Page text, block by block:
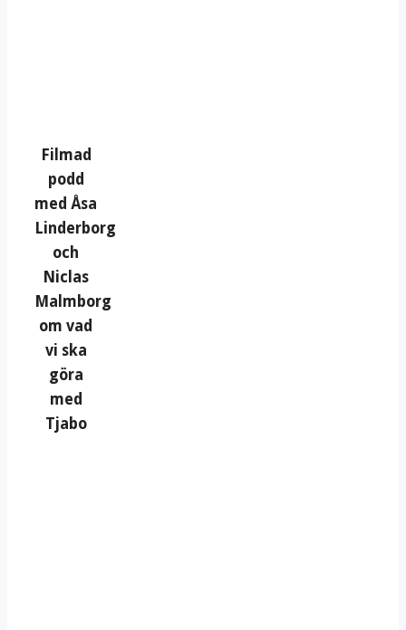
Filmad
podd
med Åsa
Linderborg
och
Niclas
Malmborg
om vad
vi ska
göra
med
Tjabo